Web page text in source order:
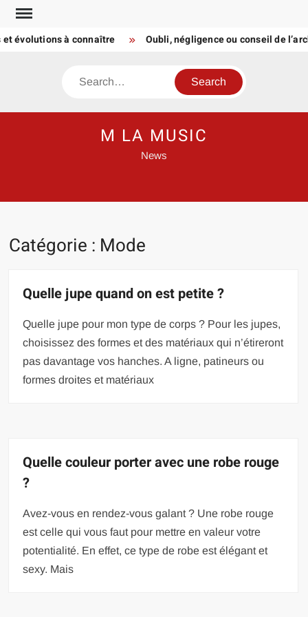
Skip
content
évolutions à connaître Oubli, négligence ou conseil de
Search
M LA MUSIC
News
Catégorie : Mode
Quelle jupe quand on est petite ?
Quelle jupe pour mon type de corps ? Pour les jupes,
choisissez des formes et des matériaux qui n’étireront
pas davantage vos hanches. A ligne, patineurs ou
formes droites et matériaux
Quelle couleur porter avec une robe rouge
?
Avez-vous en rendez-vous galant ? Une robe rouge
est celle qui vous faut pour mettre en valeur votre
potentialité. En effet, ce type de robe est élégant et
sexy. Mais